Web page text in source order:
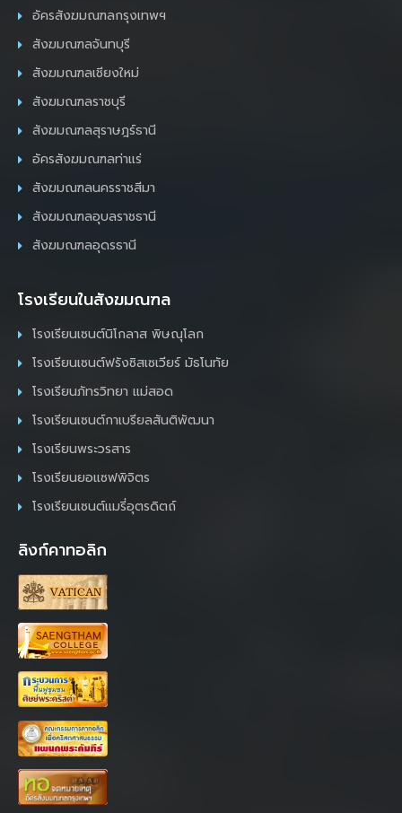
อัครสังฆมณฑลกรุงเทพฯ
สังฆมณฑลจันทบุรี
สังฆมณฑลเชียงใหม่
สังฆมณฑลราชบุรี
สังฆมณฑลสุราษฎร์ธานี
อัครสังฆมณฑลท่าแร่
สังฆมณฑลนครราชสีมา
สังฆมณฑลอุบลราชธานี
สังฆมณฑลอุดรธานี
โรงเรียนในสังฆมณฑล
โรงเรียนเซนต์นิโกลาส พิษณุโลก
โรงเรียนเซนต์ฟรังซิสเซเวียร์ มัธโนทัย
โรงเรียนภัทรวิทยา แม่สอด
โรงเรียนเซนต์กาเบรียลสันติพัฒนา
โรงเรียนพระวรสาร
โรงเรียนยอแซฟพิจิตร
โรงเรียนเซนต์แมรี่อุตรดิตถ์
ลิงก์คาทอลิก